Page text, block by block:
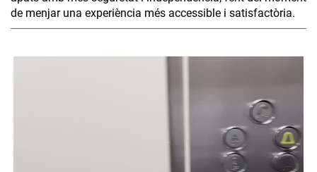
de menjar una experiència més accessible i satisfactòria.